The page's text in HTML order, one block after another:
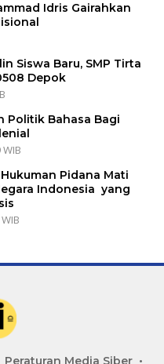
Idris Gairahkan
Siswa Baru, SMP Tirta
Depok
Politik Bahasa Bagi
Pidana Mati
Indonesia yang
Peraturan Media Siber